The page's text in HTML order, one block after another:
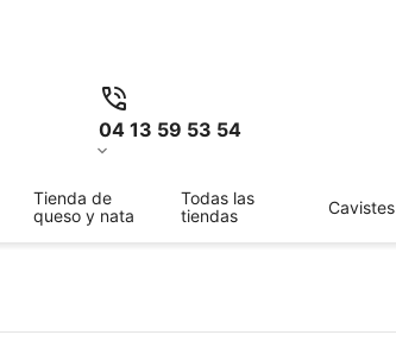
04 13 59 53 54
Tienda de
queso y nata
Todas las
tiendas
Cavistes